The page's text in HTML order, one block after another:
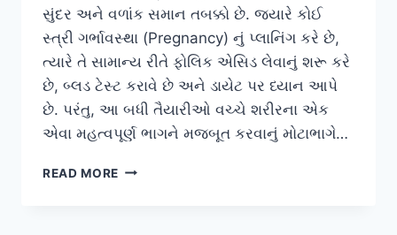
સુંદર અને વળાંક સમાન તબક્કો છે. જ્યારે કોઈ
સ્ત્રી ગર્ભાવસ્થા (Pregnancy) નું પ્લાનિંગ કરે છે,
ત્યારે તે સામાન્ય રીતે ફોલિક એસિડ લેવાનું શરૂ કરે
છે, બ્લડ ટેસ્ટ કરાવે છે અને ડાયેટ પર ધ્યાન આપે
છે. પરંતુ, આ બધી તૈયારીઓ વચ્ચે શરીરના એક
એવા મહત્વપૂર્ણ ભાગને મજબૂત કરવાનું મોટાભાગે…
READ MORE પ્રેગ્નન્સી